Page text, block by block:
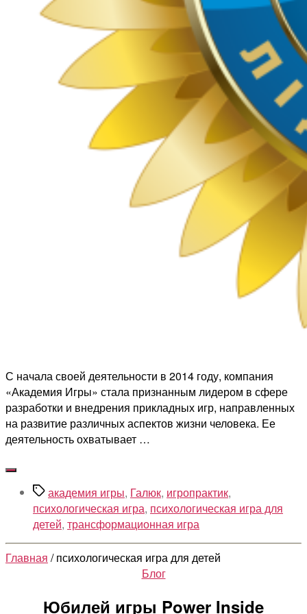
С начала своей деятельности в 2014 году, компания
«Академия Игры» стала признанным лидером в сфере
разработки и внедрения прикладных игр, направленных
на развитие различных аспектов жизни человека. Ее
деятельность охватывает …
Меткиакадемия игры, Галюк, игропрактик,
психологическая игра, психологическая игра для
детей, трансформационная игра
Главная / психологическая игра для детей
Рубрики
Блог
Юбилей игры Power Inside